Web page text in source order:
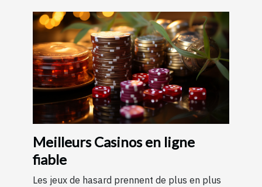
Meilleurs Casinos en ligne
fiable
Les jeux de hasard prennent de plus en plus